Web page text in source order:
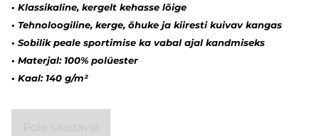
• Klassikaline, kergelt kehasse lõige
• Tehnoloogiline, kerge, õhuke ja kiiresti kuivav kangas
• Sobilik peale sportimise ka vabal ajal kandmiseks
• Materjal: 100% polüester
• Kaal: 140 g/m²